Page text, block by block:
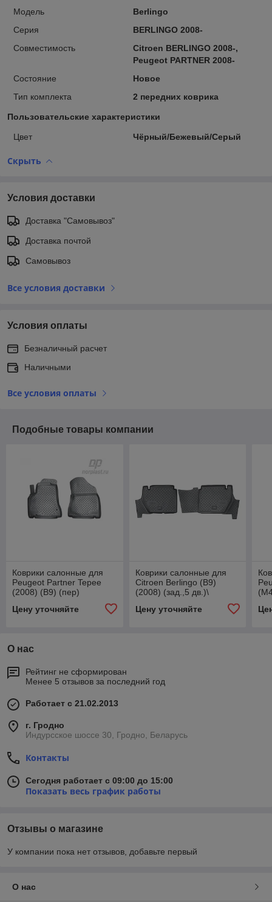
Модель
Berlingo
Серия
BERLINGO 2008-
Совместимость
Citroen BERLINGO 2008-,
Peugeot PARTNER 2008-
Состояние
Новое
Тип комплекта
2 передних коврика
Пользовательские характеристики
Цвет Чёрный/Бежевый/Серый
Скрыть
Условия доставки
Доставка "Самовывоз"
Доставка почтой
Самовывоз
Все условия доставки
Условия оплаты
Безналичный расчет
Наличными
Все условия оплаты
Подобные товары компании
Коврики салонные для
Peugeot Partner Tepee
(2008) (B9) (пер)
Цену уточняйте
Коврики салонные для
Citroen Berlingo (B9)
(2008) (зад.,5 дв.)\
(B9) (2008) (зад.,5 дв.)
Цену уточняйте
О нас
Рейтинг не сформирован
Менее 5 отзывов за последний год
Работает с 21.02.2013
г. Гродно
Индурсское шоссе 30, Гродно, Беларусь
Контакты
Сегодня работает с 09:00 до 15:00
Показать весь график работы
Отзывы о магазине
У компании пока нет отзывов, добавьте первый
О нас